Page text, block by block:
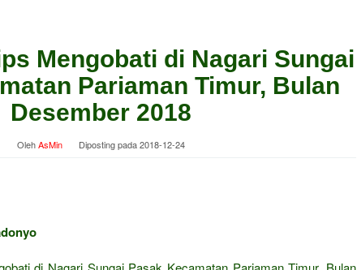
Mengobati di Nagari Sungai
Pariaman Timur, Bulan
Desember 2018
OlehAsMin Diposting pada2018-12-24